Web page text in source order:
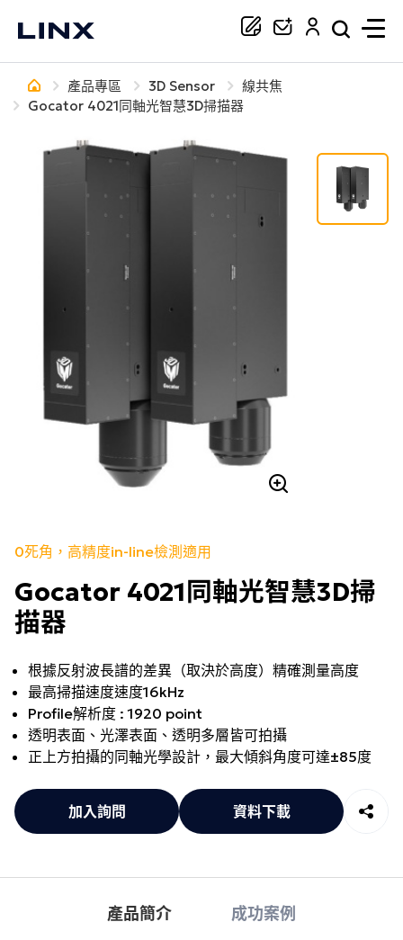
你正在尋找協助嗎？
搜尋
產品專區 3D Sensor
線共焦
Gocator 4021同軸光智慧3D掃描器
0死角，高精度in-line檢測適用
Gocator 4021同軸光智慧3D掃
描器
根據反射波長譜的差異（取決於高度）精確測量高度
最高掃描速度速度16kHz
Profile解析度 : 1920 point
透明表面、光澤表面、透明多層皆可拍攝
正上方拍攝的同軸光學設計，最大傾斜角度可達±85度
加入詢問 資料下載
產品簡介 成功案例